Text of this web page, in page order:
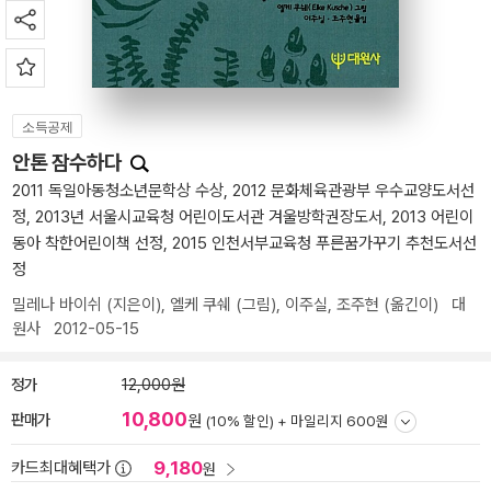
소득공제
안톤 잠수하다
2011 독일아동청소년문학상 수상, 2012 문화체육관광부 우수교양도서선
정, 2013년 서울시교육청 어린이도서관 겨울방학권장도서, 2013 어린이
동아 착한어린이책 선정, 2015 인천서부교육청 푸른꿈가꾸기 추천도서선
정
밀레나 바이쉬 (지은이), 엘케 쿠쉐 (그림), 이주실, 조주현 (옮긴이) 대
원사 2012-05-15
정가 12,000원
판매가 10,800원 (10% 할인) + 마일리지 600원
카드최대혜택가 9,180원